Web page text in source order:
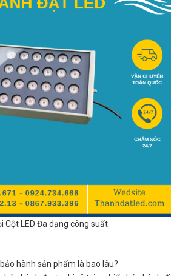
Cột LED Đa dạng công suất
hành sản phẩm là bao lâu?